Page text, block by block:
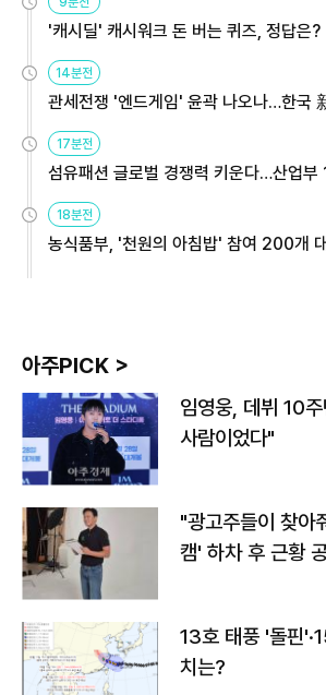
'캐시딜' 캐시워크 돈 버는 퀴즈, 정답은?
14분전
관세전쟁 '엔드게임' 윤곽 나오나…한국
17분전
섬유패션 글로벌 경쟁력 키운다…산업
18분전
농식품부, '천원의 아침밥' 참여 200개
아주PICK >
임영웅, 데뷔 10
사람이었다"
"광고주들이 찾
캠' 하차 후 근황
13호 태풍 '돌핀
치는?